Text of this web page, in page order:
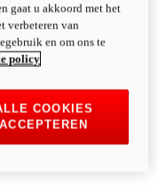
gaat u akkoord met het
verbeteren van
en om ons te
policy
COOKIES
ACCEPTEREN